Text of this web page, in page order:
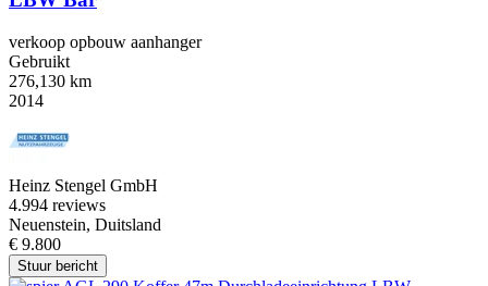
verkoop opbouw aanhanger
Gebruikt
276,130 km
2014
Heinz Stengel GmbH
4.994 reviews
Neuenstein, Duitsland
€ 9.800
Stuur bericht